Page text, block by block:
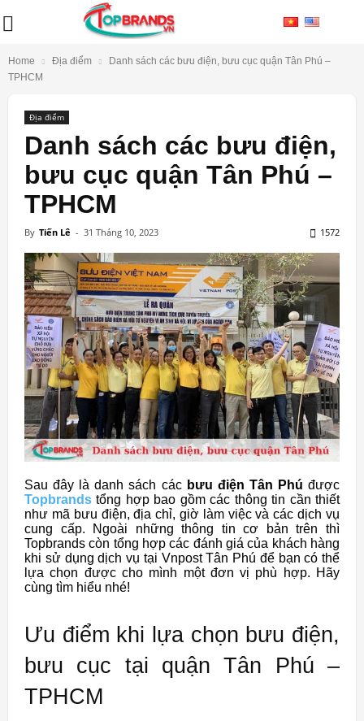
Home Địa điểm
Danh sách các bưu điện, bưu cục quận Tân Phú –
TPHCM
Địa điểm
Danh sách các bưu điện,
bưu cục quận Tân Phú –
TPHCM
By Tiến Lê - 31 Tháng 10, 2023 1572
Sau đây là danh sách các bưu điện Tân Phú được
Topbrands tổng hợp bao gồm các thông tin cần thiết
như mã bưu điện, địa chỉ, giờ làm việc và các dịch vụ
cung cấp. Ngoài những thông tin cơ bản trên thì
Topbrands còn tổng hợp các đánh giá của khách hàng
khi sử dụng dịch vụ tại Vnpost Tân Phú để bạn có thể
lựa chọn được cho mình một đơn vị phù hợp. Hãy
cùng tìm hiểu nhé!
Ưu điểm khi lựa chọn bưu điện,
bưu cục tại quận Tân Phú –
TPHCM